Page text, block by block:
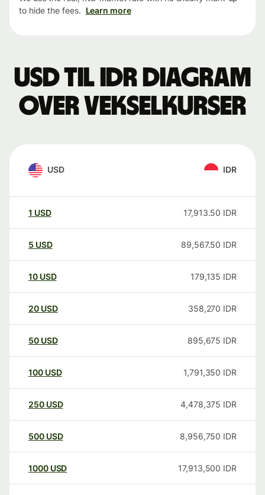
to hide the fees. Learn more
USD til IDR Diagram
over vekselkurser
USD IDR
1 USD 17,913.50 IDR
5 USD 89,567.50 IDR
10 USD 179,135 IDR
20 USD 358,270 IDR
50 USD 895,675 IDR
100 USD 1,791,350 IDR
250 USD 4,478,375 IDR
500 USD 8,956,750 IDR
1000 USD 17,913,500 IDR